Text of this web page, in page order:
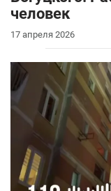
человек
17 апреля 2026